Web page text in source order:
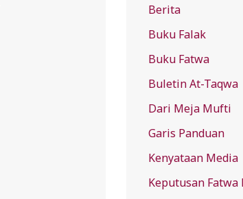
f
o
r
:
Berita
Buku Falak
Buku Fatwa
Buletin At-Taqwa
Dari Meja Mufti
Garis Panduan
Kenyataan Media
Keputusan